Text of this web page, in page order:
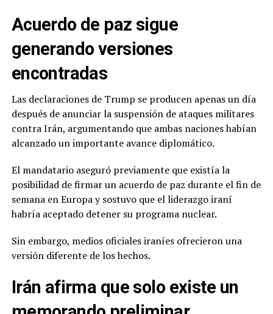
Acuerdo de paz sigue
generando versiones
encontradas
Las declaraciones de Trump se producen apenas un día
después de anunciar la suspensión de ataques militares
contra Irán, argumentando que ambas naciones habían
alcanzado un importante avance diplomático.
El mandatario aseguró previamente que existía la
posibilidad de firmar un acuerdo de paz durante el fin de
semana en Europa y sostuvo que el liderazgo iraní
habría aceptado detener su programa nuclear.
Sin embargo, medios oficiales iraníes ofrecieron una
versión diferente de los hechos.
Irán afirma que solo existe un